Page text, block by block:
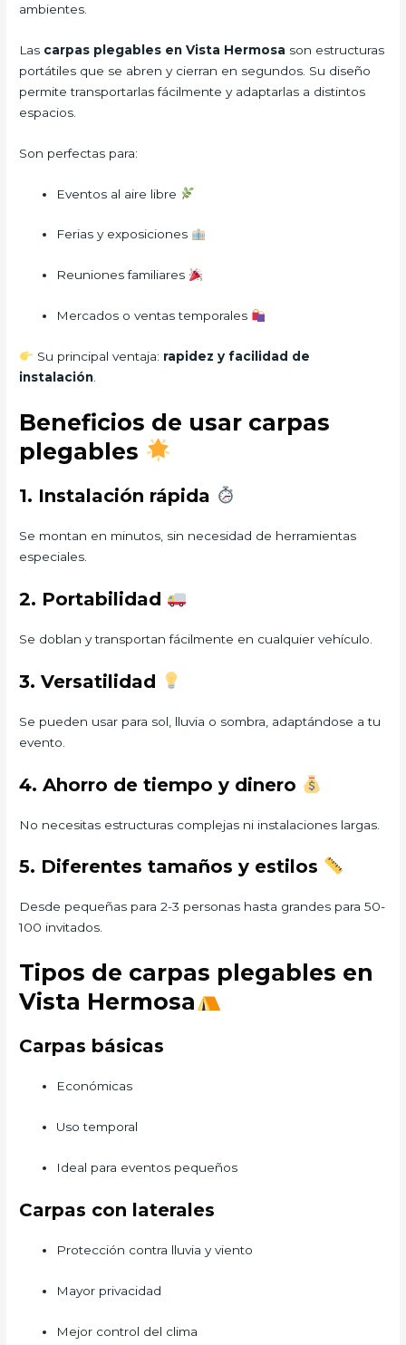
ambientes.
Las carpas plegables en Vista Hermosa son estructuras
portátiles que se abren y cierran en segundos. Su diseño
permite transportarlas fácilmente y adaptarlas a distintos
espacios.
Son perfectas para:
Eventos al aire libre
Ferias y exposiciones
Reuniones familiares
Mercados o ventas temporales
Su principal ventaja: rapidez y facilidad de
instalación
Beneficios de usar carpas
plegables
1. Instalación rápida
Se montan en minutos, sin necesidad de herramientas
especiales.
2. Portabilidad
Se doblan y transportan fácilmente en cualquier vehículo.
3. Versatilidad
Se pueden usar para sol, lluvia o sombra, adaptándose a tu
evento.
4. Ahorro de tiempo y dinero
No necesitas estructuras complejas ni instalaciones largas.
5. Diferentes tamaños y estilos
Desde pequeñas para 2-3 personas hasta grandes para 50-
100 invitados.
Tipos de carpas plegables en
Vista Hermosa
Carpas básicas
Económicas
Uso temporal
Ideal para eventos pequeños
Carpas con laterales
Protección contra lluvia y viento
Mayor privacidad
Mejor control del clima